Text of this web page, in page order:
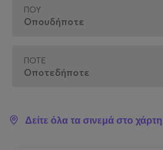
ΠΟΎ
ΠΌΤΕ
Δείτε όλα τα σινεμά στο χάρτη